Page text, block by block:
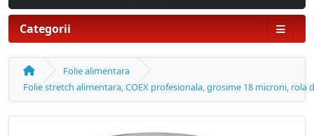
Categorii
Folie alimentara
Folie stretch alimentara, COEX profesionala, grosime 18 microni, rola